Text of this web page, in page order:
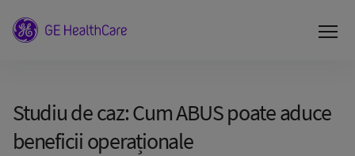
Studiu de caz: Cum ABUS poate aduce
beneficii operaționale